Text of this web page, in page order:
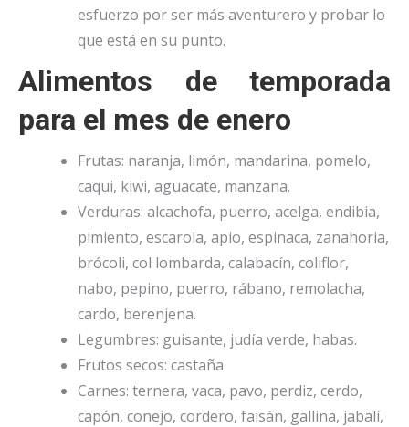
esfuerzo por ser más aventurero y probar lo
que está en su punto.
Alimentos de temporada
para el mes de enero
Frutas: naranja, limón, mandarina, pomelo,
caqui, kiwi, aguacate, manzana.
Verduras: alcachofa, puerro, acelga, endibia,
pimiento, escarola, apio, espinaca, zanahoria,
brócoli, col lombarda, calabacín, coliflor,
nabo, pepino, puerro, rábano, remolacha,
cardo, berenjena.
Legumbres: guisante, judía verde, habas.
Frutos secos: castaña
Carnes: ternera, vaca, pavo, perdiz, cerdo,
capón, conejo, cordero, faisán, gallina, jabalí,